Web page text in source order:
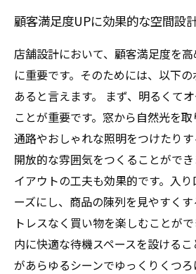
顧客満足度UPに効果的な空間設
店舗設計において、顧客満足度を
に重要です。そのためには、以下
あると言えます。 まず、明るくて
ことが重要です。窓から自然光を
通路やおしゃれな照明をつけたり
開放的な雰囲気をつくることがで
イアウトの工夫も効果的です。入
ーズにし、商品の陳列を見やすく
トレスなく買い物を楽しむことが
内に快適な待機スペースを設ける
があらゆるシーンでゆっくりくつ